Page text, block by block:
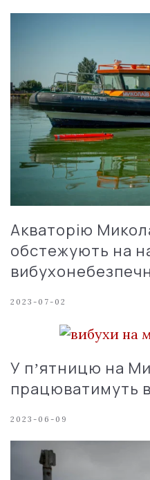
Акваторію
обстежують на
2023-07-02
У пʼятницю на
працюватимуть
2023-06-09